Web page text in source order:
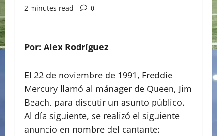
2 minutes read
0
Por: Alex Rodríguez
El 22 de noviembre de 1991, Freddie
Mercury llamó al mánager de Queen, Jim
Beach, para discutir un asunto público.
Al día siguiente, se realizó el siguiente
anuncio en nombre del cantante: